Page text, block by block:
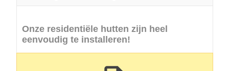
Onze residentiële hutten zijn heel
eenvoudig te installeren!